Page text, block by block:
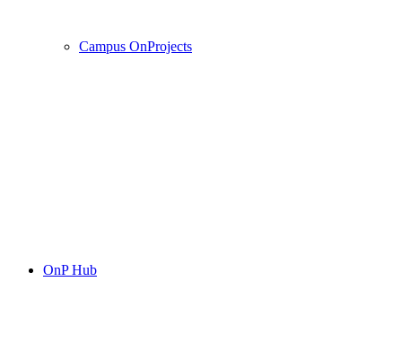
Campus OnProjects
OnP Hub